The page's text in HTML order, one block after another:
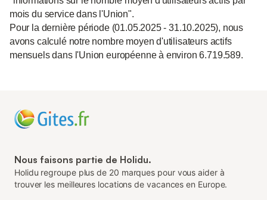
mois du service dans l'Union".
Pour la dernière période (01.05.2025 - 31.10.2025), nous
avons calculé notre nombre moyen d'utilisateurs actifs
mensuels dans l'Union européenne à environ 6.719.589.
Nous faisons partie de Holidu.
Holidu regroupe plus de 20 marques pour vous aider à
trouver les meilleures locations de vacances en Europe.